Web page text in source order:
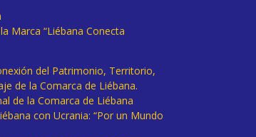
Marca “Liébana Conecta
del Patrimonio, Territorio,
de la Comarca de Liébana.
de la Comarca de Liébana
con Ucrania: “Por un Mundo